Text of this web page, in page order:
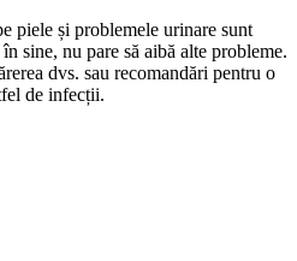
piele și problemele urinare sunt
sine, nu pare să aibă alte probleme.
dvs. sau recomandări pentru o
de infecții.